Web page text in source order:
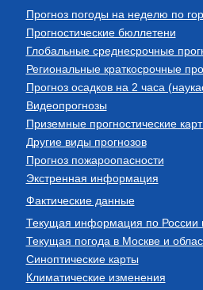
Прогноз погоды на неделю по
Прогностические бюллетени
Глобальные среднесрочные
Региональные краткосрочные
Прогноз осадков на 2 часа
Видеопрогнозы
Приземные прогностические
Другие виды прогнозов
Прогноз пожароопасности
Экстренная информация
Фактические данные
Текущая информация по России
Текущая погода в Москве и
Синоптические карты
Климатические изменения